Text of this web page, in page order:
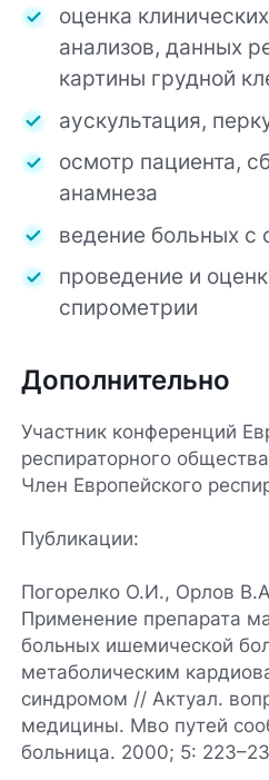
оценка
анализов, данных
картины грудной
аускультация,
осмотр пациента,
анамнеза
ведение больных с
проведение и
спирометрии
Дополнительно
Участник конференций
респираторного
Член Европейского
Публикации:
Погорелко О.И., Орлов
Применение препарата
больных ишемической
метаболическим
синдромом // Актуал.
медицины. Мво путей
больница. 2000; 5: